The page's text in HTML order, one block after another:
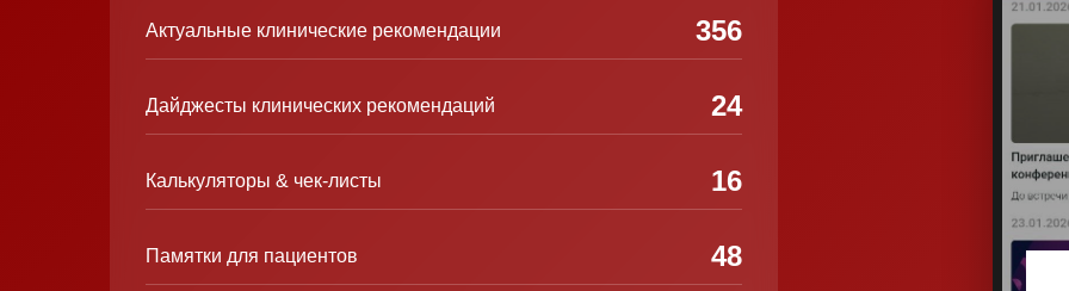
Актуальные клинические рекомендации 356
Дайджесты клинических рекомендаций 24
Калькуляторы & чек-листы 16
Памятки для пациентов 48